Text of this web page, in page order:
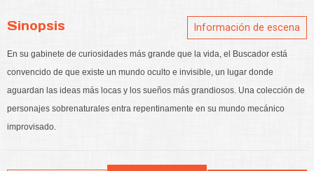
Sinopsis Información de escena
En su gabinete de curiosidades más grande que la vida, el Buscador está
convencido de que existe un mundo oculto e invisible, un lugar donde
aguardan las ideas más locas y los sueños más grandiosos. Una colección de
personajes sobrenaturales entra repentinamente en su mundo mecánico
improvisado.